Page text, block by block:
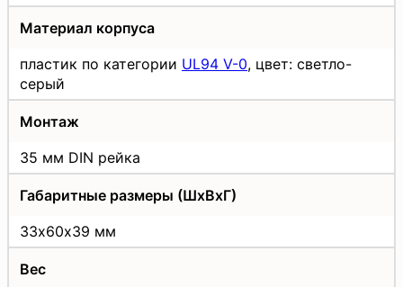
Материал корпуса
пластик по категории UL94 V-0, цвет: светло-
серый
Монтаж
35 мм DIN рейка
Габаритные размеры (ШхВхГ)
33х60х39 мм
Вес